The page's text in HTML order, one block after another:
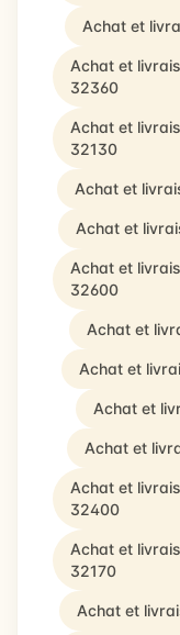
Achat et
Achat et
32360
Achat et
32130
Achat et
Achat et
Achat et
32600
Achat et
Achat et
Achat et
Achat et
Achat et
32400
Achat et
32170
Achat et